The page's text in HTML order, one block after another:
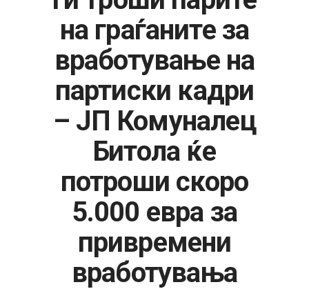
БАНКАРСТВО
ЖИВОТ
МОЗАИК
на граѓаните за
вработување на
партиски кадри
– ЈП Комуналец
Битола ќе
потроши скоро
5.000 евра за
привремени
вработувања